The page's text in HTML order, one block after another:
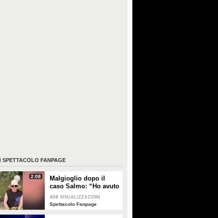
SPETTACOLO FANPAGE
2:08
Malgioglio dopo il
caso Salmo: “Ho avuto
un melanoma. Mettete
la crema, non sentite i
458 VISUALIZZAZIONI
Spettacolo Fanpage